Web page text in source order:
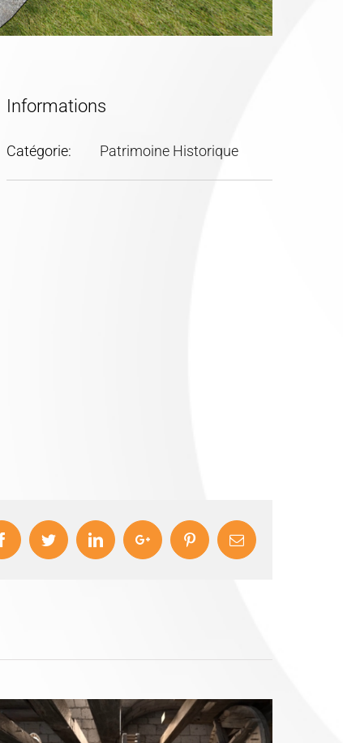
Informations
Catégorie: Patrimoine Historique
FacebookTwitter LinkedInGoogle+ PinterestEmail